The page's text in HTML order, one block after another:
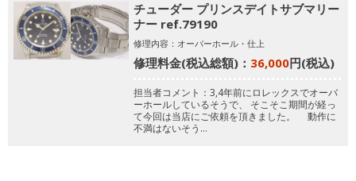
チューダー プリンスデイトサブマリー
ナー ref.79190
修理内容：オーバーホール・仕上
修理料金(税込総額)： 36,000円(税込)
担当者コメント：3,4年前にロレックスでオーバ
ーホールしているそうで、
そこそこ期間が経っ
て今回は当店にご依頼を頂きました。
動作に
不満はないそう…